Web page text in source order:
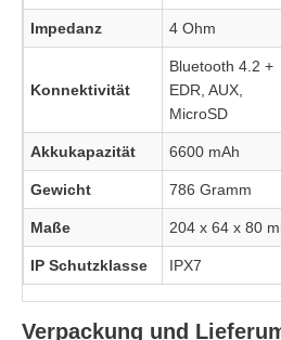
Impedanz 4 Ohm
Konnektivität
Bluetooth 4.2 +
EDR, AUX,
MicroSD
Akkukapazität 6600 mAh
Gewicht 786 Gramm
Maße 204 x 64 x 80
IP Schutzklasse IPX7
Verpackung und